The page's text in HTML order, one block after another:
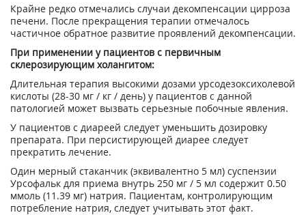
Крайне редко отмечались случаи декомпенсации цирроза
печени. После прекращения терапии отмечалось
частичное обратное развитие проявлений декомпенсации.
При применении у пациентов с первичным
склерозирующим холангитом:
Длительная терапия высокими дозами урсодезоксихолевой
кислоты (28-30 мг / кг / день) у пациентов с данной
патологией может вызвать серьезные побочные явления.
У пациентов с диареей следует уменьшить дозировку
препарата. При персистирующей диарее следует
прекратить лечение.
Один мерный стаканчик (эквивалентно 5 мл) суспензии
Урсофальк для приема внутрь 250 мг / 5 мл содержит 0.50
ммоль (11.39 мг) натрия. Пациентам, контролирующим
потребление натрия, следует учитывать этот факт.